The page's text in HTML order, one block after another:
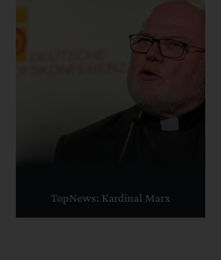
TopNews: Kardinal Marx